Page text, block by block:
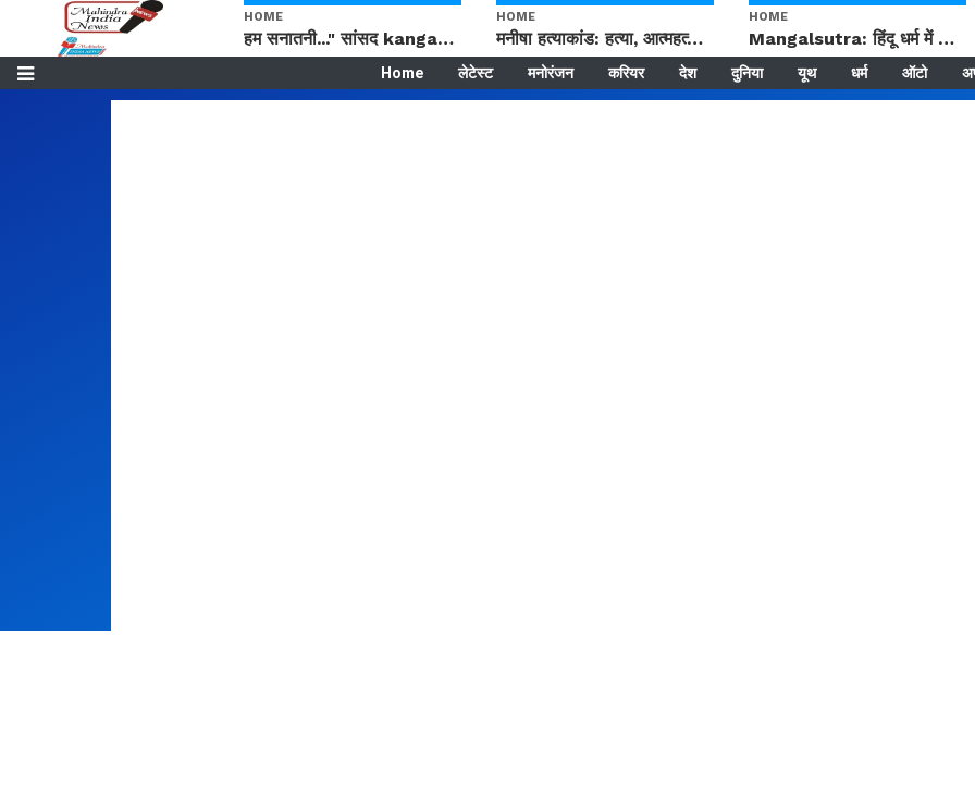
HOME
हम सनातनी..." सांसद kangana Ranaut से क्या बोली लड़की? Viral Jantar-Mantar | CJP protest
HOME
मनीषा हत्याकांड: हत्या, आत्महत्या या कोई बड़ा राज? | Full Story | Josh Haryana
HOME
Mangalsutra: हिंदू धर्म में शादी के बाद मंगलसूत्र क्यों पहनती है महिलाएं, किसने शुरु की ये परंपरा
Home लेटेस्ट मनोरंजन करियर देश दुनिया यूथ धर्म ऑटो